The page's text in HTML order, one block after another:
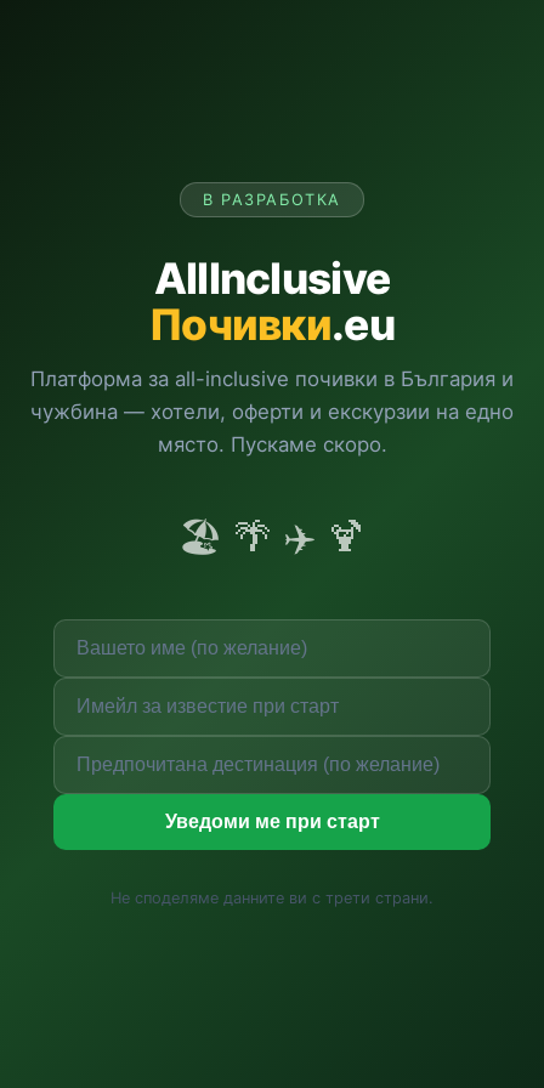
В РАЗРАБОТКА
AllInclusive
Почивки.eu
Платформа за all-inclusive почивки в България и
чужбина — хотели, оферти и екскурзии на едно
място. Пускаме скоро.
🏖️ 🌴 ✈️ 🍹
Уведоми ме при старт
Не споделяме данните ви с трети страни.